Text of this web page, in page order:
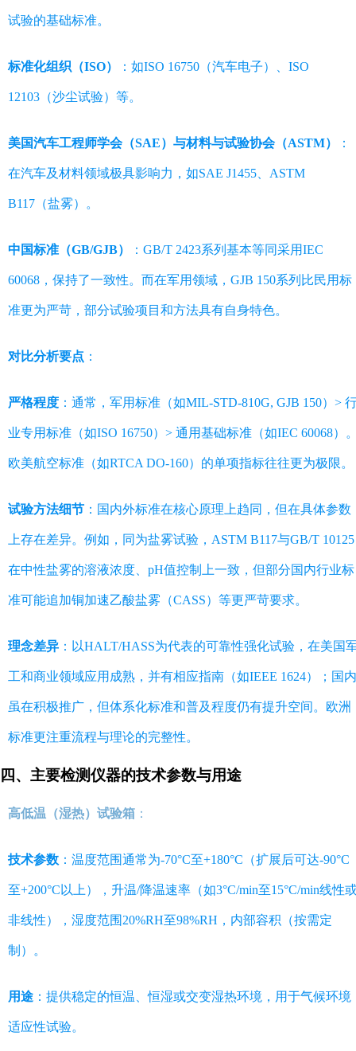
试验的基础标准。
标准化组织（ISO） ：如ISO 16750（汽车电子）、ISO
12103（沙尘试验）等。
美国汽车工程师学会（SAE）与材料与试验协会（ASTM） ：
在汽车及材料领域极具影响力，如SAE J1455、ASTM
B117（盐雾）。
中国标准（GB/GJB） ：GB/T 2423系列基本等同采用IEC
60068，保持了一致性。而在军用领域，GJB 150系列比民用标
准更为严苛，部分试验项目和方法具有自身特色。
对比分析要点 ：
严格程度 ：通常，军用标准（如MIL-STD-810G, GJB 150）>
业专用标准（如ISO 16750）> 通用基础标准（如IEC 60068）
欧美航空标准（如RTCA DO-160）的单项指标往往更为极限。
试验方法细节 ：国内外标准在核心原理上趋同，但在具体参数
上存在差异。例如，同为盐雾试验，ASTM B117与GB/T 10125
在中性盐雾的溶液浓度、pH值控制上一致，但部分国内行业标
准可能追加铜加速乙酸盐雾（CASS）等更严苛要求。
理念差异 ：以HALT/HASS为代表的可靠性强化试验，在美国
工和商业领域应用成熟，并有相应指南（如IEEE 1624）；国内
虽在积极推广，但体系化标准和普及程度仍有提升空间。欧洲
标准更注重流程与理论的完整性。
四、主要检测仪器的技术参数与用途
高低温（湿热）试验箱 ：
技术参数 ：温度范围通常为-70°C至+180°C（扩展后可达-90°C
至+200°C以上），升温/降温速率（如3°C/min至15°C/min线性
非线性），湿度范围20%RH至98%RH，内部容积（按需定
制）。
用途 ：提供稳定的恒温、恒湿或交变湿热环境，用于气候环境
适应性试验。